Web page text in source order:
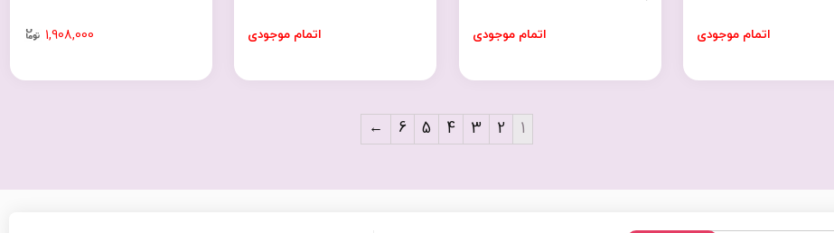
اتمام موجودی اتمام موجودی اتمام موجودی 1,908,000
1
2
3
4
5
6
←